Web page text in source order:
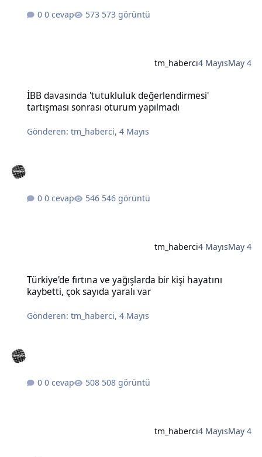
0 cevap 573 görüntü
tm_haberci4 MayısMay 4
İBB davasında 'tutukluluk değerlendirmesi'
tartışması sonrası oturum yapılmadı
Gönderen:tm_haberci,4 Mayıs
0 cevap 546 görüntü
tm_haberci4 MayısMay 4
Türkiye'de fırtına ve yağışlarda bir kişi hayatını
kaybetti, çok sayıda yaralı var
Gönderen:tm_haberci,4 Mayıs
0 cevap 508 görüntü
tm_haberci4 MayısMay 4